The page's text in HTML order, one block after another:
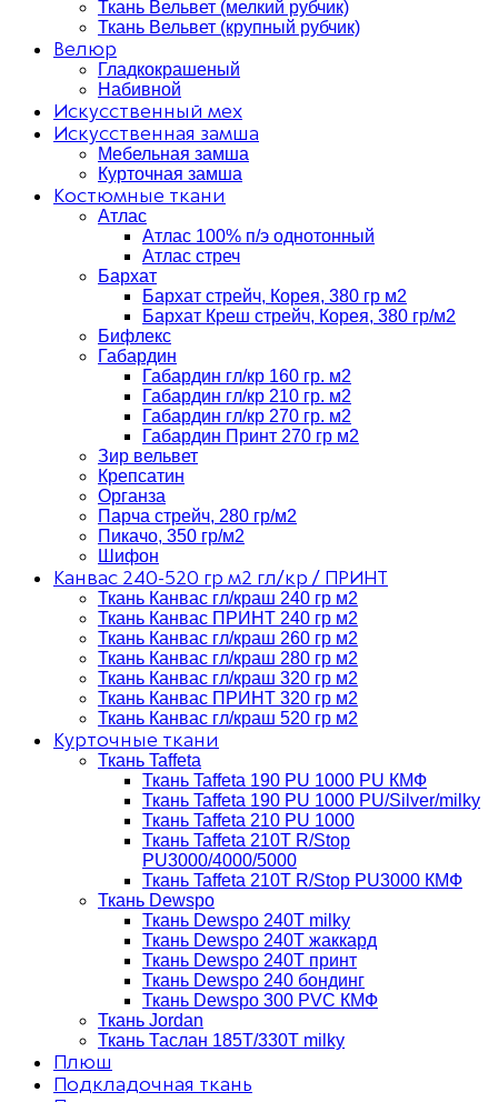
Ткань Вельвет (мелкий рубчик)
Ткань Вельвет (крупный рубчик)
Велюр
Гладкокрашеный
Набивной
Искусственный мех
Искусственная замша
Мебельная замша
Курточная замша
Костюмные ткани
Атлас
Атлас 100% п/э однотонный
Атлас стреч
Бархат
Бархат стрейч, Корея, 380 гр м2
Бархат Креш стрейч, Корея, 380 гр/м2
Бифлекс
Габардин
Габардин гл/кр 160 гр. м2
Габардин гл/кр 210 гр. м2
Габардин гл/кр 270 гр. м2
Габардин Принт 270 гр м2
Зир вельвет
Крепсатин
Органза
Парча стрейч, 280 гр/м2
Пикачо, 350 гр/м2
Шифон
Канвас 240-520 гр м2 гл/кр / ПРИНТ
Ткань Канвас гл/краш 240 гр м2
Ткань Канвас ПРИНТ 240 гр м2
Ткань Канвас гл/краш 260 гр м2
Ткань Канвас гл/краш 280 гр м2
Ткань Канвас гл/краш 320 гр м2
Ткань Канвас ПРИНТ 320 гр м2
Ткань Канвас гл/краш 520 гр м2
Курточные ткани
Ткань Taffeta
Ткань Taffeta 190 PU 1000 PU КМФ
Ткань Taffeta 190 PU 1000 PU/Silver/milky
Ткань Taffeta 210 PU 1000
Ткань Taffeta 210Т R/Stop
PU3000/4000/5000
Ткань Taffeta 210Т R/Stop PU3000 КМФ
Ткань Dewspo
Ткань Dewspo 240Т milky
Ткань Dewspo 240T жаккард
Ткань Dewspo 240Т принт
Ткань Dewspo 240 бондинг
Ткань Dewspo 300 PVC КМФ
Ткань Jordan
Ткань Таслан 185T/330T milky
Плюш
Подкладочная ткань